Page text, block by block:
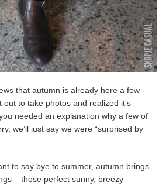
that autumn is already here a few
to take photos and realized it’s
needed an explanation why a few of
we’ll just say we were “surprised by
to say bye to summer, autumn brings
– those perfect sunny, breezy